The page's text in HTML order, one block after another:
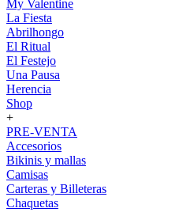
My Valentine
La Fiesta
Abrilhongo
El Ritual
El Festejo
Una Pausa
Herencia
Shop
+
PRE-VENTA
Accesorios
Bikinis y mallas
Camisas
Carteras y Billeteras
Chaquetas